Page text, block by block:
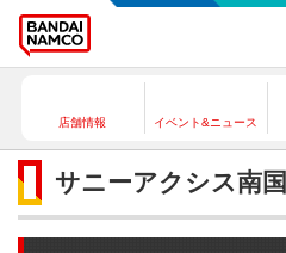
店舗情報 イベント&ニュース
サニーアクシス南